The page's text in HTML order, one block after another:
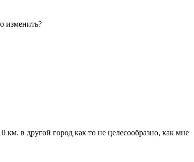
изменить?
в другой город как то не целесообразно, как мне